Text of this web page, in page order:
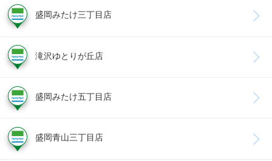
盛岡みたけ三丁目店
滝沢ゆとりが丘店
盛岡みたけ五丁目店
盛岡青山三丁目店